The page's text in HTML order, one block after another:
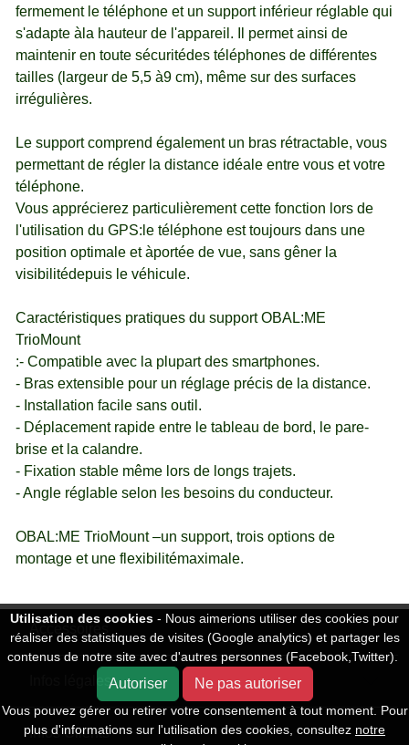
fermement le téléphone et un support inférieur réglable qui
s'adapte àla hauteur de l'appareil. Il permet ainsi de
maintenir en toute sécuritédes téléphones de différentes
tailles (largeur de 5,5 à9 cm), même sur des surfaces
irrégulières.
Le support comprend également un bras rétractable, vous
permettant de régler la distance idéale entre vous et votre
téléphone.
Vous apprécierez particulièrement cette fonction lors de
l'utilisation du GPS:le téléphone est toujours dans une
position optimale et àportée de vue, sans gêner la
visibilitédepuis le véhicule.
Caractéristiques pratiques du support OBAL:ME
TrioMount
:- Compatible avec la plupart des smartphones.
- Bras extensible pour un réglage précis de la distance.
- Installation facile sans outil.
- Déplacement rapide entre le tableau de bord, le pare-
brise et la calandre.
- Fixation stable même lors de longs trajets.
- Angle réglable selon les besoins du conducteur.
OBAL:ME TrioMount –un support, trois options de
montage et une flexibilitémaximale.
Infos légales
Infos Clients
Utilisation des cookies - Nous aimerions utiliser des cookies pour
réaliser des statistiques de visites (Google analytics) et partager les
contenus de notre site avec d'autres personnes (Facebook,Twitter).
Autoriser Ne pas autoriser
Vous pouvez gérer ou retirer votre consentement à tout moment. Pour
plus d'informations sur l'utilisation des cookies, consultez notre